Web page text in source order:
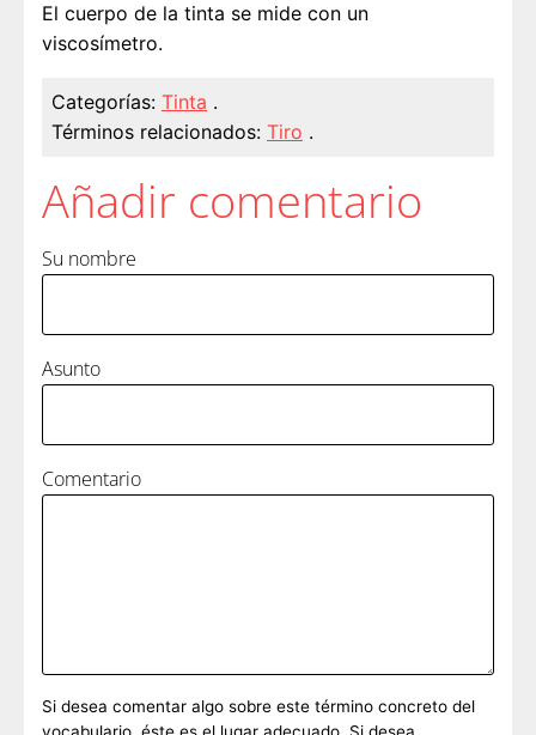
El cuerpo de la tinta se mide con un
viscosímetro.
Categorías: Tinta .
Términos relacionados: Tiro .
Añadir comentario
Su nombre
Asunto
Comentario
Si desea comentar algo sobre este término concreto del